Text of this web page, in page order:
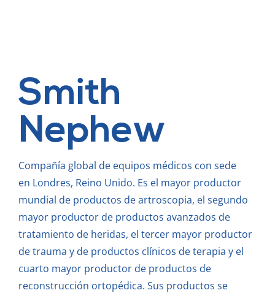
Smith
Nephew
Compañía global de equipos médicos con sede
en Londres, Reino Unido. Es el mayor productor
mundial de productos de artroscopia, el segundo
mayor productor de productos avanzados de
tratamiento de heridas, el tercer mayor productor
de trauma y de productos clínicos de terapia y el
cuarto mayor productor de productos de
reconstrucción ortopédica. Sus productos se